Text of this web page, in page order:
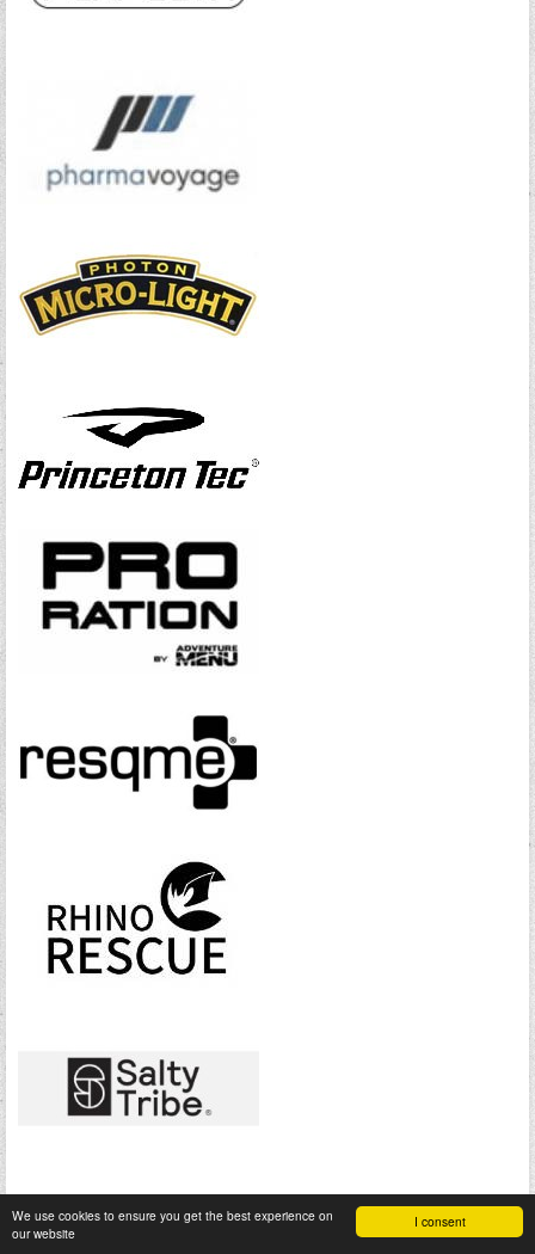
I consent
We use cookies to ensure you get the best experience on
our website